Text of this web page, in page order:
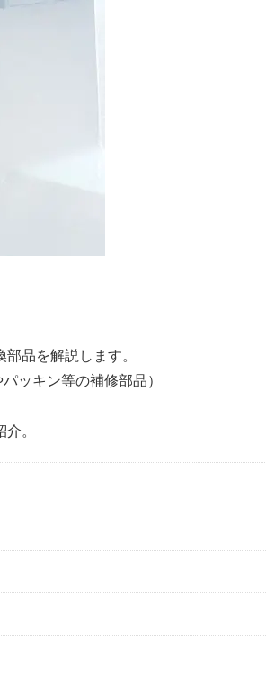
品を解説します。
ッキン等の補修部品）
。